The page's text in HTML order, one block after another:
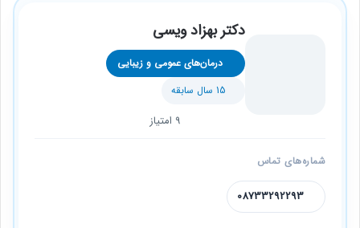
دکتر بهزاد ویسی
درمان‌های عمومی و زیبایی
15 سال سابقه
9 امتیاز
شماره‌های تماس
08733292293